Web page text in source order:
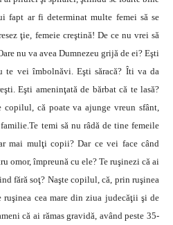
fapt ar fi determinat multe femei să se
ţie, femeie creştină! De ce nu vrei să
nu va avea Dumnezeu grijă de ei? Eşti
te vei îmbolnăvi. Eşti săracă? Îti va da
Eşti ameninţată de bărbat că te lasă?
copilul, că poate va ajunge vreun sfânt,
temi să nu râdă de tine femeile
mai mulţi copii? Dar ce vei face când
omor, împreună cu ele? Te ruşinezi că ai
fără soţ? Naşte copilul, că, prin ruşinea
ruşinea cea mare din ziua judecăţii şi de
că ai rămas gravidă, având peste 35-